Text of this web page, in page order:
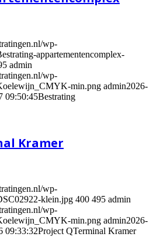
wp-
appartementencomplex-
admin
wp-
min.png admin2026-
09:50:45Bestrating
Kramer
wp-
klein.jpg 400 495 admin
wp-
min.png admin2026-
09:33:32Project QTerminal Kramer